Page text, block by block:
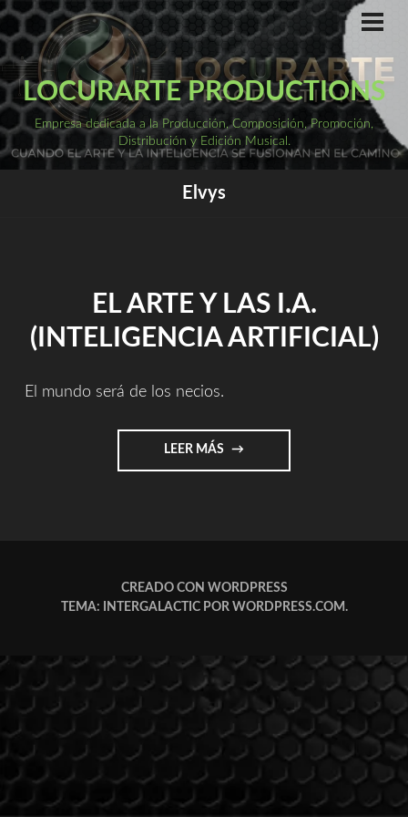
Saltar
al
contenido
LOCURARTE PRODUCTIONS
Empresa dedicada a la Producción, Composición, Promoción,
Distribución y Edición Musical.
Elvys
EL ARTE Y LAS I.A.
(INTELIGENCIA ARTIFICIAL)
El mundo será de los necios.
LEER MÁS "EL
ARTE
CREADO CON WORDPRESS
TEMA: INTERGALACTIC POR WORDPRESS.COM.